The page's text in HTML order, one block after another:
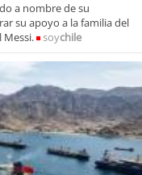
a nombre de su
su apoyo a la familia del
Messi.
soychile